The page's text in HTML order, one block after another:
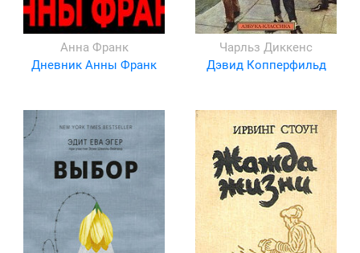
Анна Франк
Дневник Анны Франк
Чарльз Диккенс
Дэвид Копперфильд